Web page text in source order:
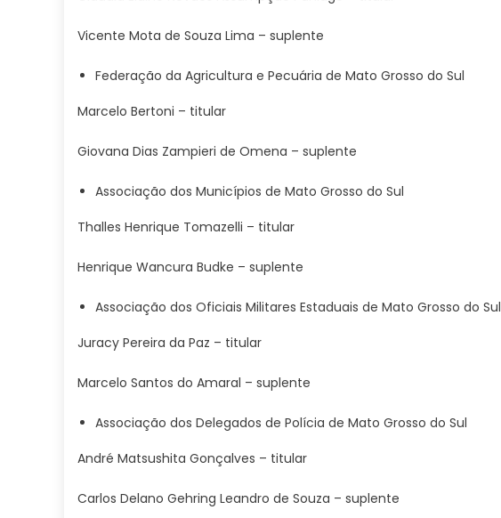
Vicente Mota de Souza Lima – suplente
Federação da Agricultura e Pecuária de Mato Grosso do Sul
Marcelo Bertoni – titular
Giovana Dias Zampieri de Omena – suplente
Associação dos Municípios de Mato Grosso do Sul
Thalles Henrique Tomazelli – titular
Henrique Wancura Budke – suplente
Associação dos Oficiais Militares Estaduais de Mato Grosso do Sul
Juracy Pereira da Paz – titular
Marcelo Santos do Amaral – suplente
Associação dos Delegados de Polícia de Mato Grosso do Sul
André Matsushita Gonçalves – titular
Carlos Delano Gehring Leandro de Souza – suplente